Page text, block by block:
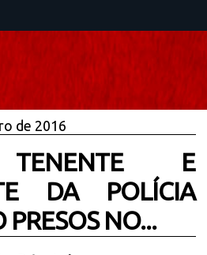
de 2016
E
DA POLÍCIA
PRESOS NO...